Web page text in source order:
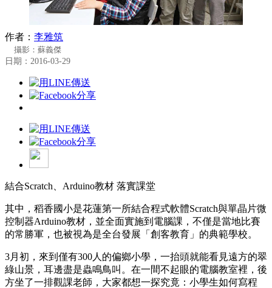
作者： 李雅筑
攝影：蘇義傑
日期：2016-03-29
結合Scratch、Arduino教材 落實課堂
其中，稻香國小是花蓮第一所結合程式軟體Scratch與單晶片微
控制器Arduino教材，並全面實施到電腦課，不僅是當地比賽
的常勝軍，也被視為是全台發展「創客教育」的典範學校。
3月初，來到僅有300人的偏鄉小學，一抬頭就能看見遠方的翠
綠山景，耳邊盡是蟲鳴鳥叫。在一間不起眼的電腦教室裡，後
方坐了一排觀課老師，大家都想一探究竟：小學生如何寫程